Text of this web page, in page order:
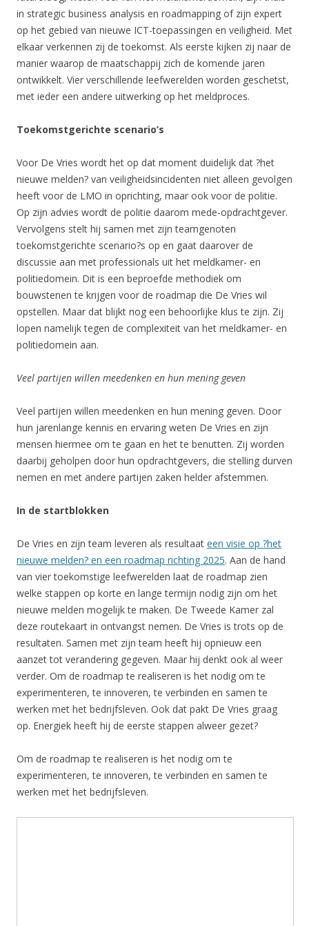
in strategic business analysis en roadmapping of zijn expert
op het gebied van nieuwe ICT-toepassingen en veiligheid. Met
elkaar verkennen zij de toekomst. Als eerste kijken zij naar de
manier waarop de maatschappij zich de komende jaren
ontwikkelt. Vier verschillende leefwerelden worden geschetst,
met ieder een andere uitwerking op het meldproces.
Toekomstgerichte scenario’s
Voor De Vries wordt het op dat moment duidelijk dat ?het
nieuwe melden? van veiligheidsincidenten niet alleen gevolgen
heeft voor de LMO in oprichting, maar ook voor de politie.
Op zijn advies wordt de politie daarom mede-opdrachtgever.
Vervolgens stelt hij samen met zijn teamgenoten
toekomstgerichte scenario?s op en gaat daarover de
discussie aan met professionals uit het meldkamer- en
politiedomein. Dit is een beproefde methodiek om
bouwstenen te krijgen voor de roadmap die De Vries wil
opstellen. Maar dat blijkt nog een behoorlijke klus te zijn. Zij
lopen namelijk tegen de complexiteit van het meldkamer- en
politiedomein aan.
Veel partijen willen meedenken en hun mening geven
Veel partijen willen meedenken en hun mening geven. Door
hun jarenlange kennis en ervaring weten De Vries en zijn
mensen hiermee om te gaan en het te benutten. Zij worden
daarbij geholpen door hun opdrachtgevers, die stelling durven
nemen en met andere partijen zaken helder afstemmen.
In de startblokken
De Vries en zijn team leveren als resultaat een visie op ?het
nieuwe melden? en een roadmap richting 2025. Aan de hand
van vier toekomstige leefwerelden laat de roadmap zien
welke stappen op korte en lange termijn nodig zijn om het
nieuwe melden mogelijk te maken. De Tweede Kamer zal
deze routekaart in ontvangst nemen. De Vries is trots op de
resultaten. Samen met zijn team heeft hij opnieuw een
aanzet tot verandering gegeven. Maar hij denkt ook al weer
verder. Om de roadmap te realiseren is het nodig om te
experimenteren, te innoveren, te verbinden en samen te
werken met het bedrijfsleven. Ook dat pakt De Vries graag
op. Energiek heeft hij de eerste stappen alweer gezet?
Om de roadmap te realiseren is het nodig om te
experimenteren, te innoveren, te verbinden en samen te
werken met het bedrijfsleven.